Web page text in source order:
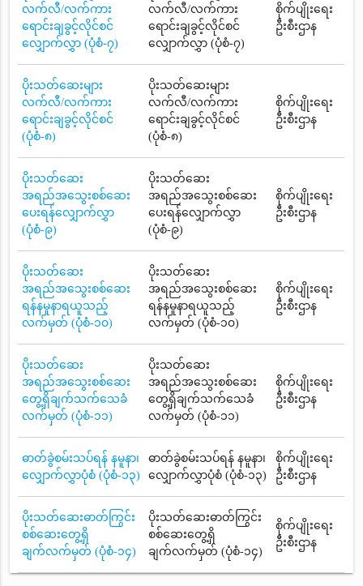
လက်လီ/လက်ကား
ရောင်းချခွင့်လိုင်စင်
လျှောက်လွှာ (ပုံစံ-၇)
လက်လီ/လက်ကား
ရောင်းချခွင့်လိုင်စင်
လျှောက်လွှာ (ပုံစံ-၇)
စိုက်ပျိုးရေး
ဦးစီးဌာန
ပိုးသတ်ဆေးများ
လက်လီ/လက်ကား
ရောင်းချခွင့်လိုင်စင်
(ပုံစံ-၈)
ပိုးသတ်ဆေးများ
လက်လီ/လက်ကား
ရောင်းချခွင့်လိုင်စင်
(ပုံစံ-၈)
စိုက်ပျိုးရေး
ဦးစီးဌာန
ပိုးသတ်ဆေး
အရည်အသွေးစစ်ဆေး
ပေးရန်လျှောက်လွှာ
(ပုံစံ-၉)
ပိုးသတ်ဆေး
အရည်အသွေးစစ်ဆေး
ပေးရန်လျှောက်လွှာ
(ပုံစံ-၉)
စိုက်ပျိုးရေး
ဦးစီးဌာန
ပိုးသတ်ဆေး
အရည်အသွေးစစ်ဆေး
ရန်နမူနာရယူသည့်
လက်မှတ် (ပုံစံ-၁၀)
ပိုးသတ်ဆေး
အရည်အသွေးစစ်ဆေး
ရန်နမူနာရယူသည့်
လက်မှတ် (ပုံစံ-၁၀)
စိုက်ပျိုးရေး
ဦးစီးဌာန
ပိုးသတ်ဆေး
အရည်အသွေးစစ်ဆေး
တွေ့ရှိချက်သက်သေခံ
လက်မှတ် (ပုံစံ-၁၁)
ပိုးသတ်ဆေး
အရည်အသွေးစစ်ဆေး
တွေ့ရှိချက်သက်သေခံ
လက်မှတ် (ပုံစံ-၁၁)
စိုက်ပျိုးရေး
ဦးစီးဌာန
ဓာတ်ခွဲစမ်းသပ်ရန် နမူနာ၊
လျှောက်လွှာပုံစံ (ပုံစံ-၁၃)
ဓာတ်ခွဲစမ်းသပ်ရန် နမူနာ၊
လျှောက်လွှာပုံစံ (ပုံစံ-၁၃)
စိုက်ပျိုးရေး
ဦးစီးဌာန
ပိုးသတ်ဆေးဓာတ်ကြွင်း
စစ်ဆေးတွေ့ရှိ
ချက်လက်မှတ် (ပုံစံ-၁၄)
ပိုးသတ်ဆေးဓာတ်ကြွင်း
စစ်ဆေးတွေ့ရှိ
ချက်လက်မှတ် (ပုံစံ-၁၄)
စိုက်ပျိုးရေး
ဦးစီးဌာန